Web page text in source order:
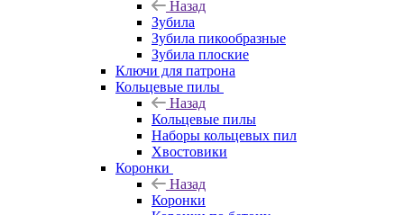
Назад
Зубила
Зубила пикообразные
Зубила плоские
Ключи для патрона
Кольцевые пилы
Назад
Кольцевые пилы
Наборы кольцевых пил
Хвостовики
Коронки
Назад
Коронки